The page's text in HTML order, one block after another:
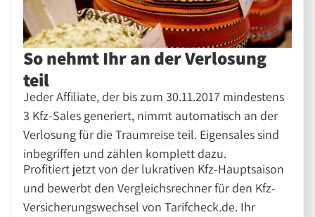
So nehmt Ihr an der Verlosung
teil
Jeder Affiliate, der bis zum 30.11.2017 mindestens
3 Kfz-Sales generiert, nimmt automatisch an der
Verlosung für die Traumreise teil. Eigensales sind
inbegriffen und zählen komplett dazu.
Profitiert jetzt von der lukrativen Kfz-Hauptsaison
und bewerbt den Vergleichsrechner für den Kfz-
Versicherungswechsel von Tarifcheck.de. Ihr